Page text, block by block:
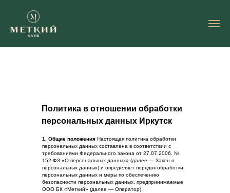
1. Общие положения Настоящая политика обработки
персональных данных составлена в соответствии с
требованиями Федерального закона от 27.07.2006. №
152-ФЗ «О персональных данных» (далее — Закон о
персональных данных) и определяет порядок обработки
персональных данных и меры по обеспечению
безопасности персональных данных, предпринимаемые
ООО БК «Меткий» (далее — Оператор).
Политика в отношении обработки
персональных данных Иркутск